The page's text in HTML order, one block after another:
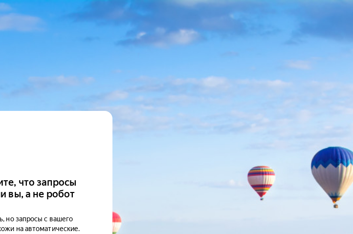
что запросы
вы, а не робот
но запросы с вашего
на автоматические.